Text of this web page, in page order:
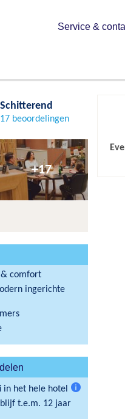
Service &
Bewaren
Schitterend
17 beoordelingen
+17
& comfort
ingerichte
in het hele hotel
t.e.m. 12 jaar